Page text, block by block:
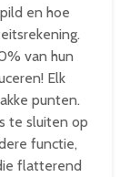
en hoe
van hun
Elk
punten.
te sluiten op
functie,
flatterend